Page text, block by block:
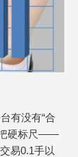
有没有“合
把硬标尺——
易0.1手以